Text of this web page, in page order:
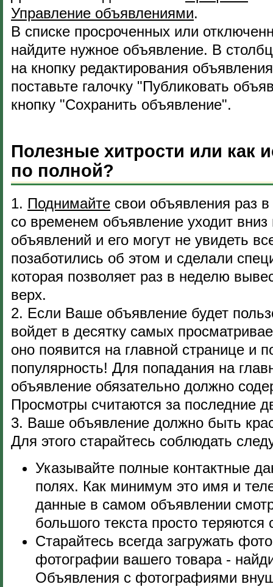
Управление объявлениями.
В списке просроченных или
найдите нужное объявление. В
на кнопку редактирования
поставьте галочку "Публиковать
кнопку "Сохранить объявление".
Полезные хитрости или как
по полной?
1. Поднимайте свои объявления раз
со временем объявление уходит
объявлений и его могут не увидеть
позаботились об этом и сделали
которая позволяет раз в неделю
верх.
2. Если Ваше объявление будет
войдет в десятку самых
оно появится на главной странице
популярность! Для попадания на
объявление обязательно должно
Просмотры считаются за последние
3. Ваше объявление должно быть
Для этого старайтесь соблюдать
Указывайте полные контактные
полях. Как минимум это имя и
данные в самом объявлении
большого текста просто теряются
Старайтесь всегда загружать
фотографии вашего товара -
Объявления с фотографиями